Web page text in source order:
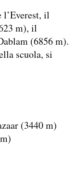
il
m), il
(6856 m).
scuola, si
(3440 m)